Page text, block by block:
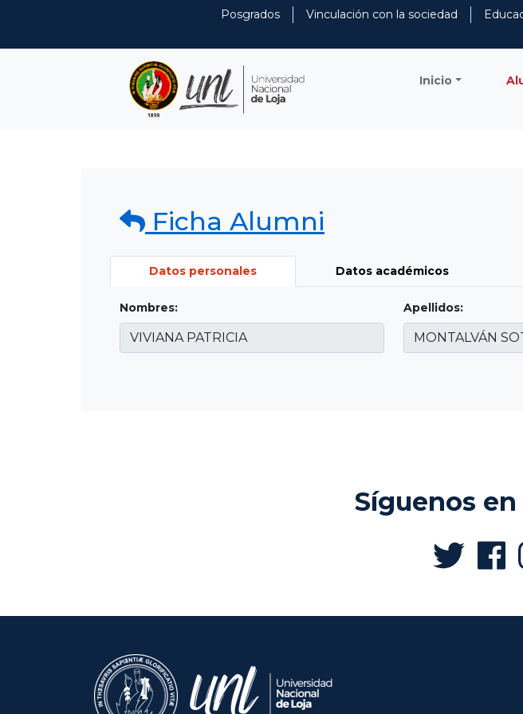
Posgrados Vinculación con la sociedad
Inicio
Ficha Alumni
Datos personales Datos académicos
Nombres: Apellidos:
Síguenos